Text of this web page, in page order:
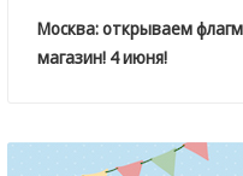
Москва: открываем
магазин! 4 июня!